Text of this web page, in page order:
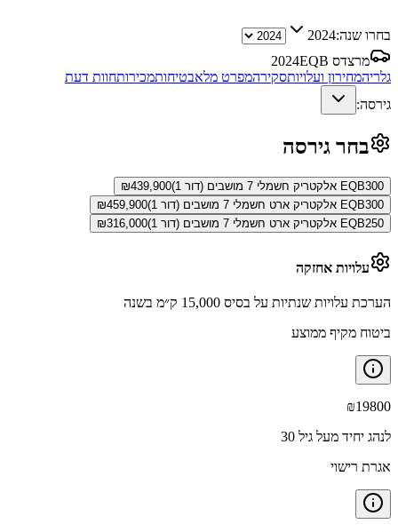
בחרו שנה:2024
מרצדס EQB
2024
גלריהמחירון ועלויותסקירהמפרט מלאבטיחותמכירותחוות דעת
גירסה:
בחר גירסה
EQB300 אלקטריק חשמלי 7 מושבים (דור 1) ₪439,900
EQB300 אלקטריק ארט חשמלי 7 מושבים (דור 1)
₪459,900
EQB250 אלקטריק ארט חשמלי 7 מושבים (דור 1)
₪316,000
עלויות אחזקה
הערכת עלויות שנתיות על בסיס 15,000 ק״מ בשנה
ביטוח מקיף ממוצע
₪19800
לנהג יחיד מעל גיל 30
אגרת רישוי